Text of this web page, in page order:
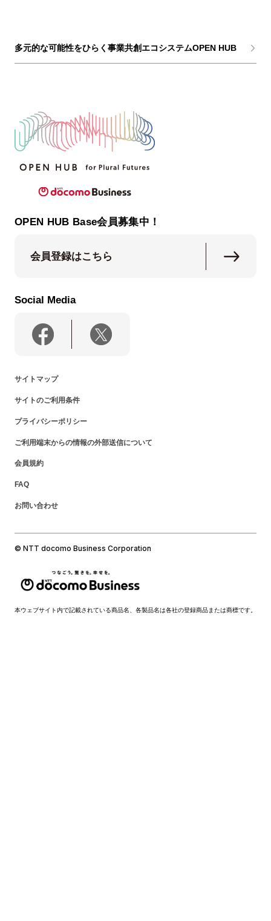
多元的な可能性をひらく事業共創エコシステムOPEN HUB
OPEN HUB Base会員募集中！
会員登録はこちら
Social Media
サイトマップ
サイトのご利用条件
プライバシーポリシー
ご利用端末からの情報の外部送信について
会員規約
FAQ
お問い合わせ
© NTT docomo Business Corporation
本ウェブサイト内で記載されている商品名、各製品名は各社の登録商品または商標です。